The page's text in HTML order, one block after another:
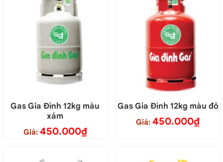
Gas Gia Đình 12kg màu
xám
Giá: 450.000₫
Gas Gia Đình 12kg màu đỏ
Giá: 450.000₫